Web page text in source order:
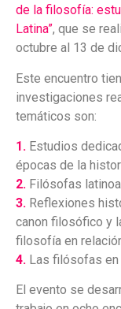
de la filosofía:
Latina”, que se
octubre al 13 de
Este encuentro
investigaciones
temáticos son:
1. Estudios
épocas de la
2. Filósofas
3. Reflexiones
canon filosófico y
filosofía en
4. Las filósofas
El evento se